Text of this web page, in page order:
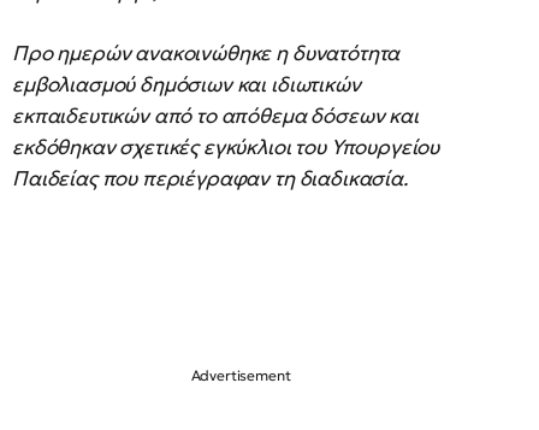
Προ ημερών ανακοινώθηκε η δυνατότητα
εμβολιασμού δημόσιων και ιδιωτικών
εκπαιδευτικών από το απόθεμα δόσεων και
εκδόθηκαν σχετικές εγκύκλιοι του Υπουργείου
Παιδείας που περιέγραφαν τη διαδικασία.